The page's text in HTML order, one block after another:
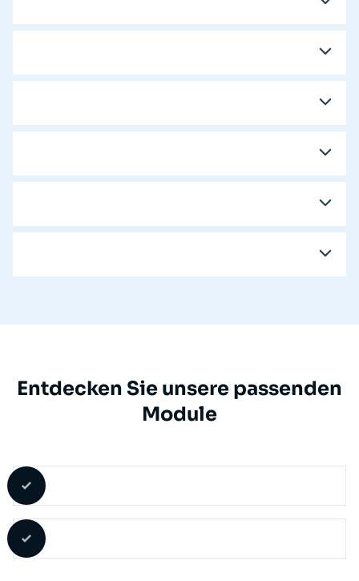
Entdecken Sie unsere passenden
Module